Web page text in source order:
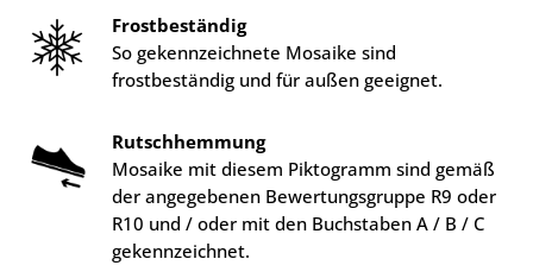
Frostbeständig
So gekennzeichnete Mosaike sind
frostbeständig und für außen geeignet.
Rutschhemmung
Mosaike mit diesem Piktogramm sind gemäß
der angegebenen Bewertungsgruppe R9 oder
R10 und / oder mit den Buchstaben A / B / C
gekennzeichnet.